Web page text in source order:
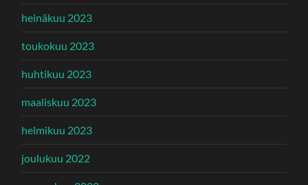
heinäkuu 2023
toukokuu 2023
huhtikuu 2023
maaliskuu 2023
helmikuu 2023
joulukuu 2022